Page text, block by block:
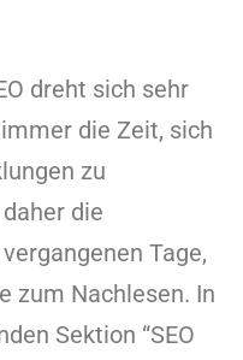
dreht sich sehr
die Zeit, sich
zu
die
Tage,
zum Nachlesen. In
Sektion “SEO